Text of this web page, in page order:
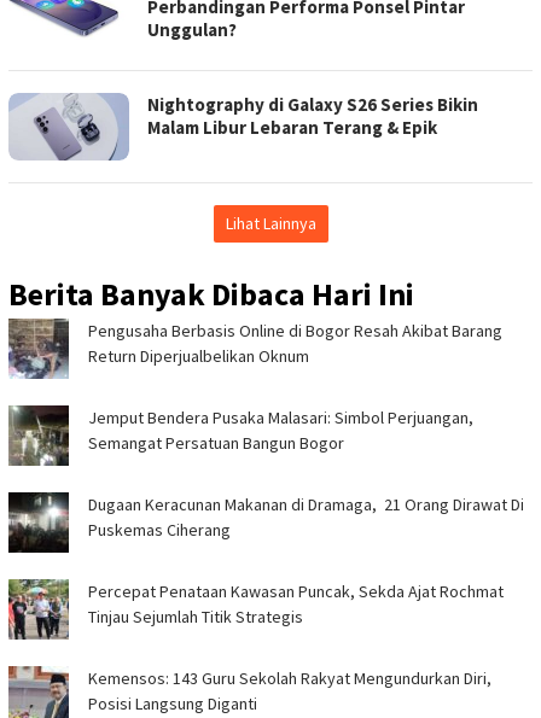
Perbandingan Performa Ponsel Pintar
Unggulan?
Nightography di Galaxy S26 Series Bikin
Malam Libur Lebaran Terang & Epik
Lihat Lainnya
Berita Banyak Dibaca Hari Ini
Pengusaha Berbasis Online di Bogor Resah Akibat Barang
Return Diperjualbelikan Oknum
Jemput Bendera Pusaka Malasari: Simbol Perjuangan,
Semangat Persatuan Bangun Bogor
‎Dugaan Keracunan Makanan di Dramaga, 21 Orang Dirawat Di
Puskemas Ciherang ‎
‎Percepat Penataan Kawasan Puncak, Sekda Ajat Rochmat
Tinjau Sejumlah Titik Strategis ‎
Kemensos: 143 Guru Sekolah Rakyat Mengundurkan Diri,
Posisi Langsung Diganti